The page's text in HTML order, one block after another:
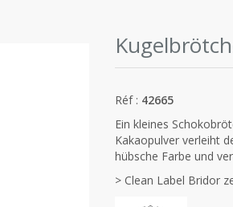
Réf : 42665
Ein kleines
Kakaopulver verleiht
hübsche Farbe und
> Clean Label Bridor